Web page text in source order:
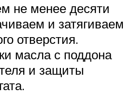
не менее десяти
и затягиваем
отверстия.
масла с поддона
и защиты